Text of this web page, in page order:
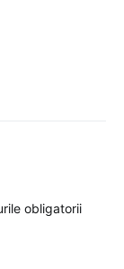
obligatorii